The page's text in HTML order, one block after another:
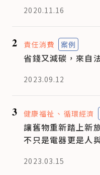
2020.11.16
2 責任消費 案例
省錢又減碳，來自
2023.09.12
3 健康福祉 循環經濟
讓舊物重新踏上新
不只是電器更是人
2023.03.15